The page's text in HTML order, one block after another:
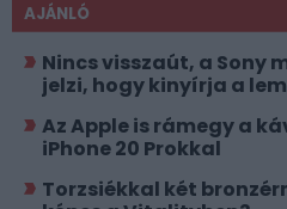
AJÁNLÓ
Nincs visszaút, a Sony
jelzi, hogy kinyírja a
Az Apple is rámegy a
iPhone 20 Prokkal
Torzsiékkal két